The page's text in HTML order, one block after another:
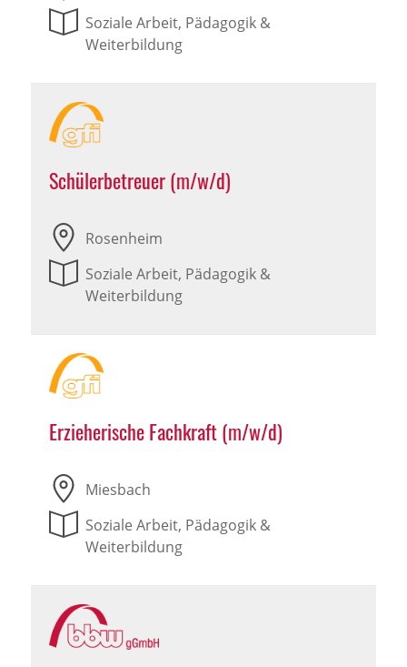
Soziale Arbeit, Pädagogik &
Weiterbildung
Schülerbetreuer (m/w/d)
Rosenheim
Soziale Arbeit, Pädagogik &
Weiterbildung
Erzieherische Fachkraft (m/w/d)
Miesbach
Soziale Arbeit, Pädagogik &
Weiterbildung